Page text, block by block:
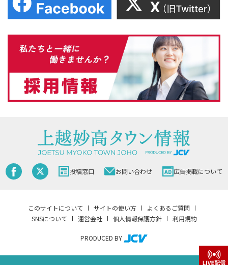
投稿窓口 お問い合わせ 広告掲載について
このサイトについて サイトの使い方
よくあるご質問
SNSについて
運営会社 個人情報保護方針 利用規約
PRODUCED BY